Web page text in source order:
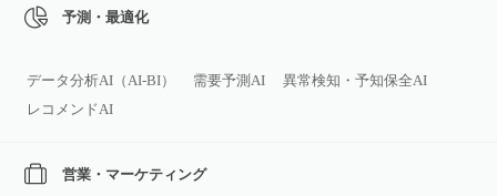
予測・最適化
データ分析AI（AI‑BI） 需要予測AI
異常検知・予知保全AI
レコメンドAI
営業・マーケティング